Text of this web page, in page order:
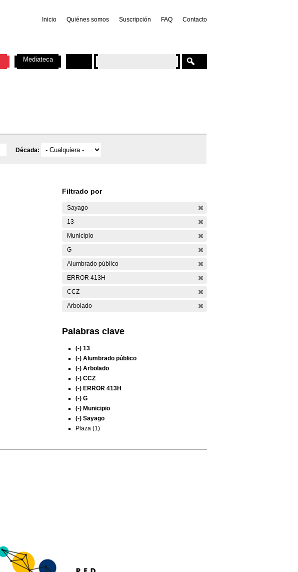
Inicio Quiénes somos Suscripción FAQ Contacto
Década:
Filtrado por
Sayago
13
Municipio
G
Alumbrado público
ERROR 413H
CCZ
Arbolado
Palabras clave
(-) 13
(-) Alumbrado público
(-) Arbolado
(-) CCZ
(-) ERROR 413H
(-) G
(-) Municipio
(-) Sayago
Plaza (1)
Mediateca